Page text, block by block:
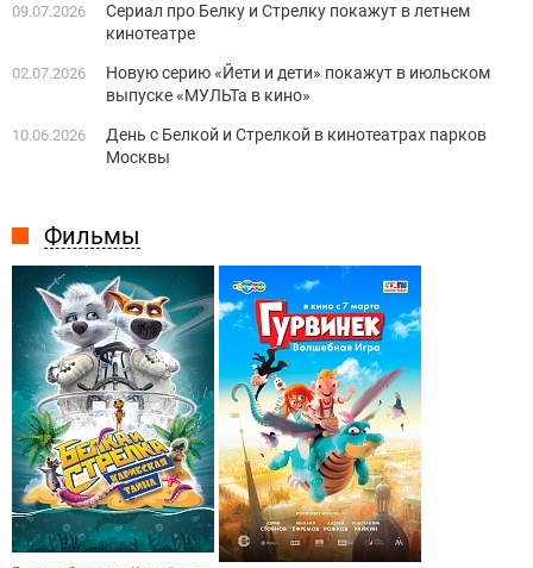
Фильмы
09.07.2026
Сериал про Белку и Стрелку покажут в летнем
кинотеатре
02.07.2026
Новую серию «Йети и дети» покажут в июльском
выпуске «МУЛЬТа в кино»
10.06.2026
День с Белкой и Стрелкой в кинотеатрах парков
Москвы